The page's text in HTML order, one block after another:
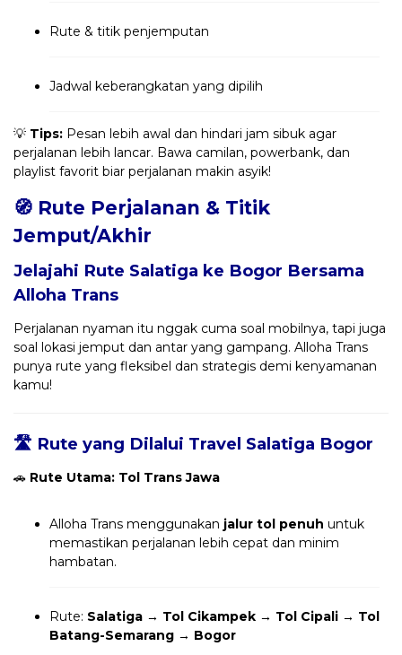
Rute & titik penjemputan
Jadwal keberangkatan yang dipilih
💡 Tips: Pesan lebih awal dan hindari jam sibuk agar
perjalanan lebih lancar. Bawa camilan, powerbank, dan
playlist favorit biar perjalanan makin asyik!
🧭 Rute Perjalanan & Titik
Jemput/Akhir
Jelajahi Rute Salatiga ke Bogor Bersama
Alloha Trans
Perjalanan nyaman itu nggak cuma soal mobilnya, tapi juga
soal lokasi jemput dan antar yang gampang. Alloha Trans
punya rute yang fleksibel dan strategis demi kenyamanan
kamu!
🛣️ Rute yang Dilalui Travel Salatiga Bogor
🚗 Rute Utama: Tol Trans Jawa
Alloha Trans menggunakan jalur tol penuh untuk
memastikan perjalanan lebih cepat dan minim
hambatan.
Rute: Salatiga → Tol Cikampek → Tol Cipali → Tol
Batang-Semarang → Bogor